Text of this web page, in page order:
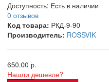
Доступность: Есть в наличии
0 отзывов
Код товара: РКД-9-90
Производитель: ROSSVIK
650.00 р.
Нашли дешевле?